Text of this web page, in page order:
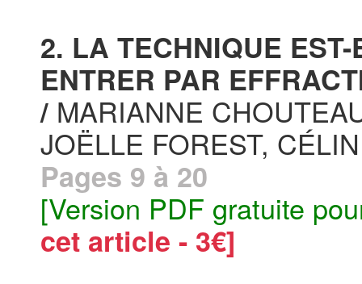
2. LA TECHNIQUE
ENTRER PAR
/ MARIANNE
JOËLLE FOREST,
Pages 9 à 20
[Version PDF gratuite
cet article - 3€]